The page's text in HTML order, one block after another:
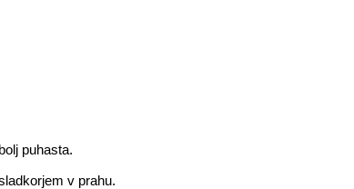
puhasta.
v prahu.